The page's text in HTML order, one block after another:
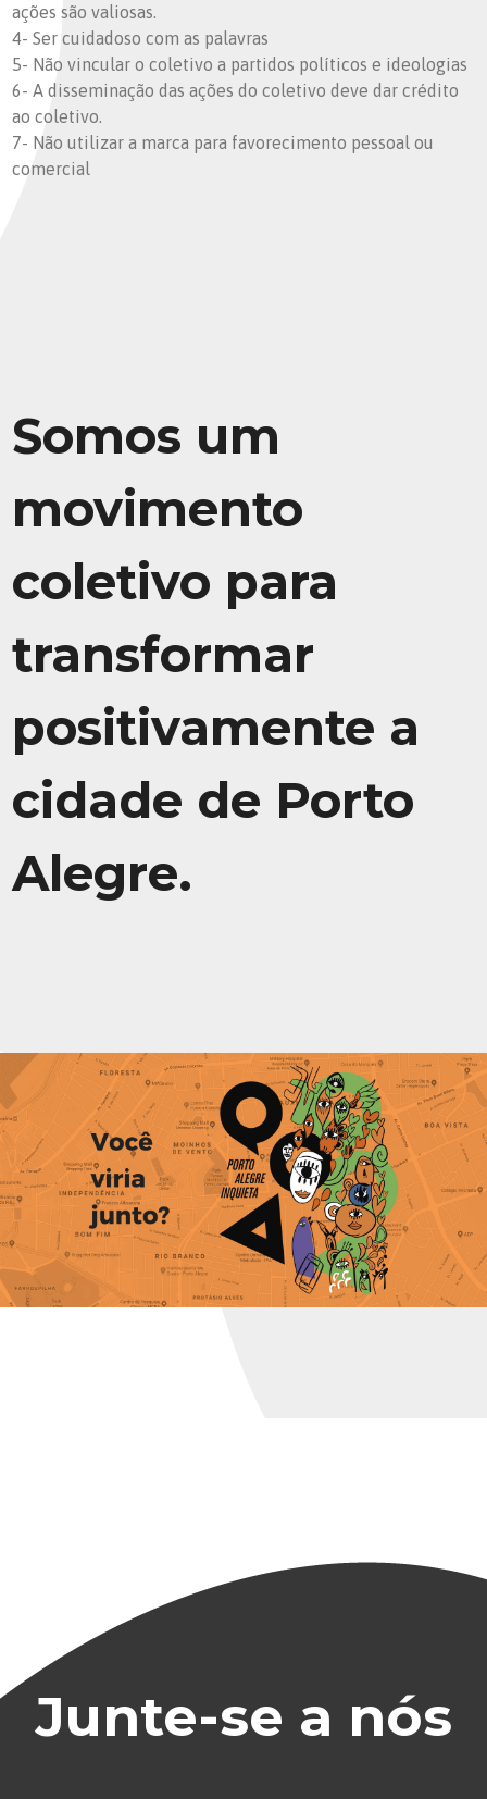
ações são valiosas.
4- Ser cuidadoso com as palavras
5- Não vincular o coletivo a partidos políticos e ideologias
6- A disseminação das ações do coletivo deve dar crédito
ao coletivo.
7- Não utilizar a marca para favorecimento pessoal ou
comercial
Somos um
movimento
coletivo para
transformar
positivamente a
cidade de Porto
Alegre.
Junte-se a nós